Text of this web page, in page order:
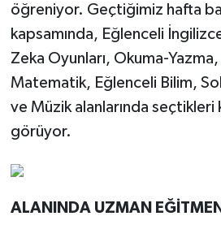
öğreniyor. Geçtiğimiz hafta
kapsamında, Eğlenceli
Zeka Oyunları, Okuma-
Matematik, Eğlenceli Bilim,
ve Müzik alanlarında
görüyor.
ALANINDA UZMAN